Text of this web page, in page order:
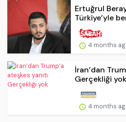
Ertuğrul
Türkiye’yle
4 months
İran’dan
Gerçekliği yok
4 months